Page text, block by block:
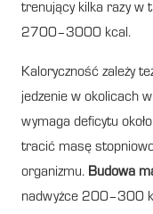
trenujący kilka razy w
2700–3000 kcal.
Kaloryczność zależy
jedzenie w okolicach
wymaga deficytu
tracić masę
organizmu. Budowa
nadwyżce 200–300